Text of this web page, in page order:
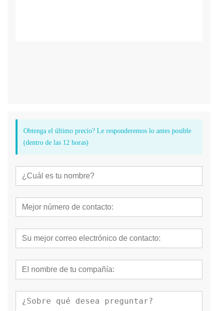
Obtenga el último precio? Le responderemos lo antes posible
(dentro de las 12 horas)